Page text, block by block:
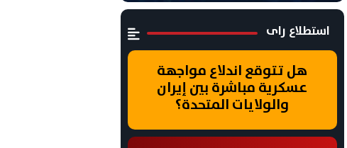
استطلاع راى
هل تتوقع اندلاع مواجهة
عسكرية مباشرة بين إيران
والولايات المتحدة؟